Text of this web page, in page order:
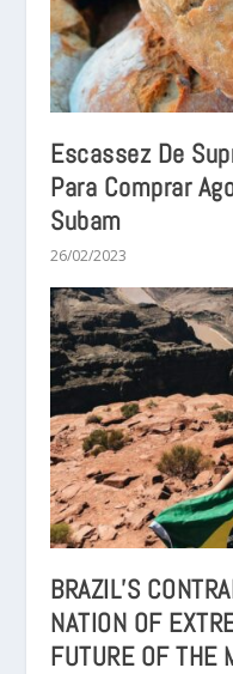
Escassez De
Para Comprar
Subam
26/02/2023
BRAZIL’S
NATION OF
FUTURE OF THE